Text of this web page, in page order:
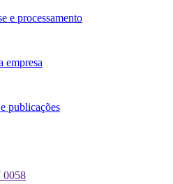
e processamento
empresa
publicações
0058